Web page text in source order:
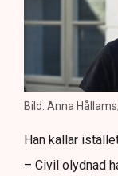
Bild: Anna
Han kallar
– Civil olydnad